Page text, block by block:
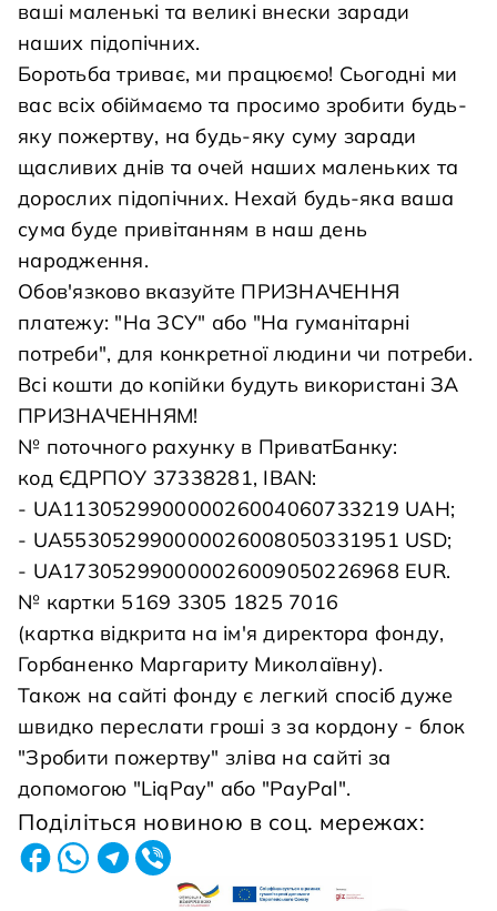
ваші маленькі та великі внески заради
наших підопічних.
Боротьба триває, ми працюємо! Сьогодні ми
вас всіх обіймаємо та просимо зробити будь-
яку пожертву, на будь-яку суму заради
щасливих днів та очей наших маленьких та
дорослих підопічних. Нехай будь-яка ваша
сума буде привітанням в наш день
народження.
Обов'язково вказуйте ПРИЗНАЧЕННЯ
платежу: "На ЗСУ" або "На гуманітарні
потреби", для конкретної людини чи потреби.
Всі кошти до копійки будуть використані ЗА
ПРИЗНАЧЕННЯМ!
№ поточного рахунку в ПриватБанку:
код ЄДРПОУ 37338281, IBAN:
- UA113052990000026004060733219 UAH;
- UA553052990000026008050331951 USD;
- UA173052990000026009050226968 EUR.
№ картки 5169 3305 1825 7016
(картка відкрита на ім'я директора фонду,
Горбаненко Маргариту Миколаївну).
Також на сайті фонду є легкий спосіб дуже
швидко переслати гроші з за кордону - блок
"Зробити пожертву" зліва на сайті за
допомогою "LiqPay" або "PayPal".
Поділіться новиною в соц. мережах: